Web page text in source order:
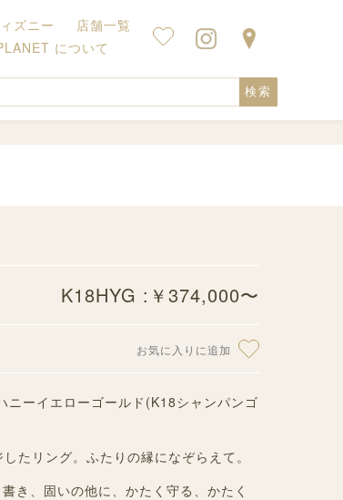
ズニー
店舗一覧
について
検索
K18HYG :￥374,000〜
お気に入りに追加
ーイエローゴールド(K18シャンパンゴ
たリング。ふたりの縁になぞらえて。
き、固いの他に、かたく守る、かたく